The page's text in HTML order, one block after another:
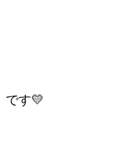
です💛